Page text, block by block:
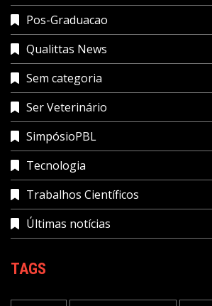
Pos-Graduacao
Qualittas News
Sem categoria
Ser Veterinário
SimpósioPBL
Tecnologia
Trabalhos Científicos
Últimas notícias
TAGS